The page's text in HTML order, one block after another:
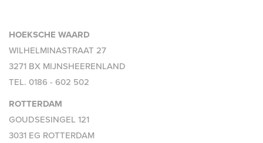
HOEKSCHE WAARD
WILHELMINASTRAAT 27
3271 BX MIJNSHEERENLAND
TEL. 0186 - 602 502
ROTTERDAM
GOUDSESINGEL 121
3031 EG ROTTERDAM